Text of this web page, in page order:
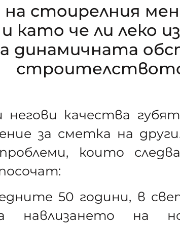
стоирелния
като че ли леко
динамичната
негови качества
за сметка на
които
50 години, в
навлизането на